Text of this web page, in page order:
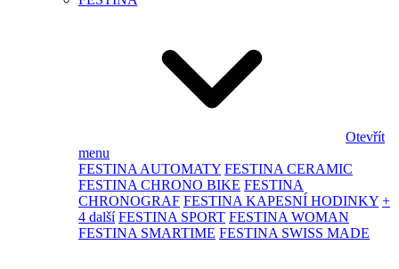
Otevřít
menu
FESTINA AUTOMATY FESTINA CERAMIC
FESTINA CHRONO BIKE FESTINA
CHRONOGRAF FESTINA KAPESNÍ HODINKY +
4 další FESTINA SPORT FESTINA WOMAN
FESTINA SMARTIME FESTINA SWISS MADE